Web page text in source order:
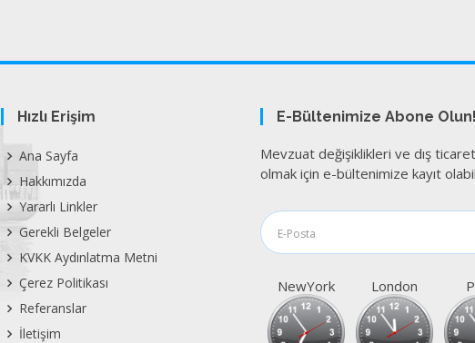
Hızlı Erişim
Ana Sayfa
Hakkımızda
Yararlı Linkler
Gerekli Belgeler
KVKK Aydınlatma Metni
Çerez Politikası
Referanslar
İletişim
E-Bültenimize Abone Olun!
Mevzuat değişiklikleri ve dış
olmak için e-bültenimize kayıt
NewYork London